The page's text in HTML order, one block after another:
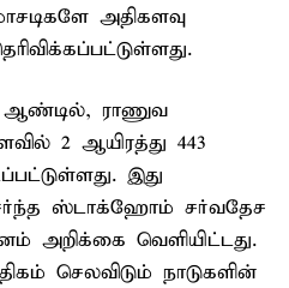
அதிகளவு
ஆண்டில், ராணுவ
2 ஆயிரத்து 443
இது
ஸ்டாக்ஹோம் சர்வதேச
அறிக்கை வெளியிட்டது.
செலவிடும் நாடுகளின்